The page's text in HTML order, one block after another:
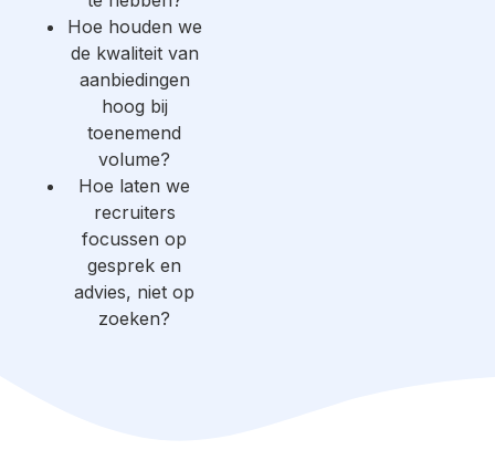
Hoe houden we
de kwaliteit van
aanbiedingen
hoog bij
toenemend
volume?
Hoe laten we
recruiters
focussen op
gesprek en
advies, niet op
zoeken?